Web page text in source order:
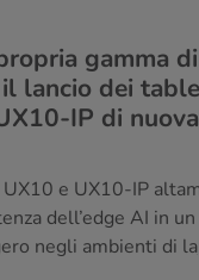
gamma di
lancio dei
IP di nuova
e UX10-IP
dell’edge AI in
negli ambienti di la